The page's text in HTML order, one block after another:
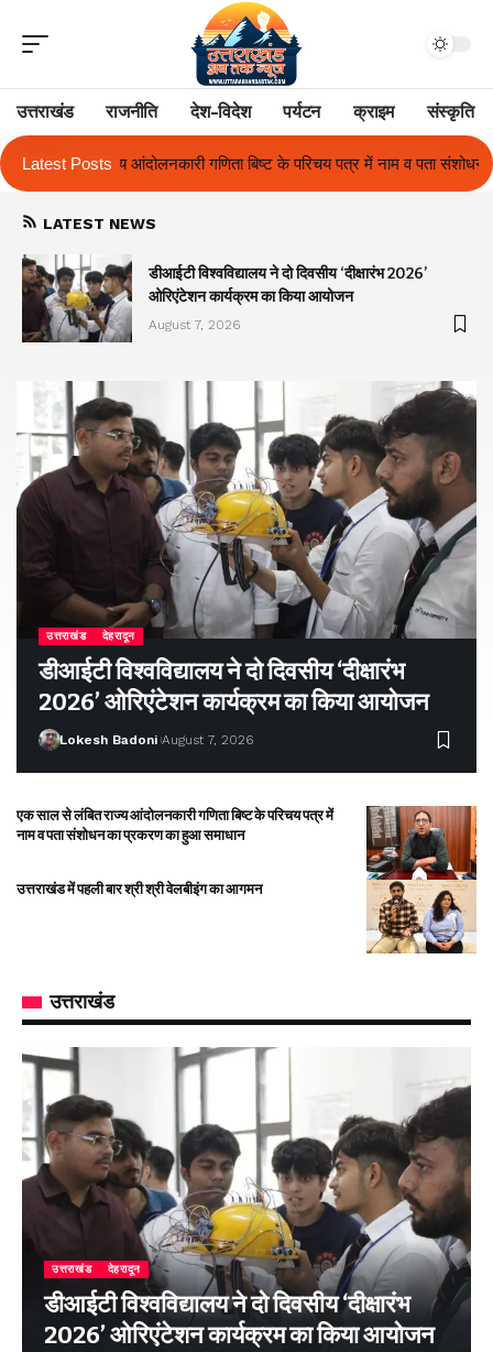
उत्तराखंड राजनीति देश-विदेश पर्यटन क्राइम संस्कृति
Latest Posts
बिष्ट के परिचय पत्र में नाम व पता संशोधन का प्रकरण का हुआ समाधान
LATEST NEWS
डीआईटी विश्वविद्यालय ने दो दिवसीय ‘दीक्षारंभ 2026’
ओरिएंटेशन कार्यक्रम का किया आयोजन
August 7, 2026
उत्तराखंड देहरादून
डीआईटी विश्वविद्यालय ने दो दिवसीय ‘दीक्षारंभ
2026’ ओरिएंटेशन कार्यक्रम का किया आयोजन
Lokesh Badoni August 7, 2026
एक साल से लंबित राज्य आंदोलनकारी गणिता बिष्ट के परिचय पत्र में
नाम व पता संशोधन का प्रकरण का हुआ समाधान
उत्तराखंड में पहली बार श्री श्री वेलबीइंग का आगमन
उत्तराखंड
उत्तराखंड देहरादून
डीआईटी विश्वविद्यालय ने दो दिवसीय ‘दीक्षारंभ
2026’ ओरिएंटेशन कार्यक्रम का किया आयोजन